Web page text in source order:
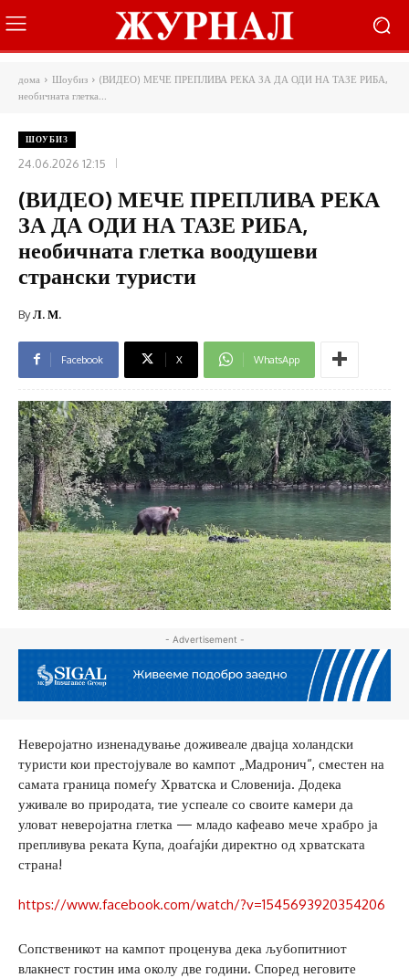
дома Шоубиз
(ВИДЕО) МЕЧЕ ПРЕПЛИВА РЕКА ЗА ДА ОДИ НА ТАЗЕ РИБА,
необичната глетка...
ШОУБИЗ
24.06.2026 12:15
(ВИДЕО) МЕЧЕ ПРЕПЛИВА РЕКА
ЗА ДА ОДИ НА ТАЗЕ РИБА,
необичната глетка воодушеви
странски туристи
ByЛ. М.
Facebook X WhatsApp
- Advertisement -
Неверојатно изненадување доживеале двајца холандски
туристи кои престојувале во кампот „Мадронич“, сместен на
самата граница помеѓу Хрватска и Словенија. Додека
уживале во природата, тие успеале со своите камери да
уловат неверојатна глетка — младо кафеаво мече храбро ја
препливува реката Купа, доаѓајќи директно од хрватската
страна!
https://www.facebook.com/watch/?v=1545693920354206
Сопственикот на кампот проценува дека љубопитниот
влакнест гостин има околу две години. Според неговите